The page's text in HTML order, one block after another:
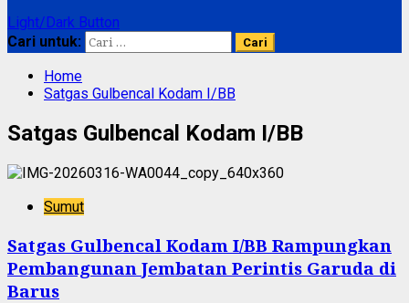
Light/Dark Button
Cari untuk:
Home
Satgas Gulbencal Kodam I/BB
Satgas Gulbencal Kodam I/BB
Sumut
Satgas Gulbencal Kodam I/BB Rampungkan
Pembangunan Jembatan Perintis Garuda di
Barus